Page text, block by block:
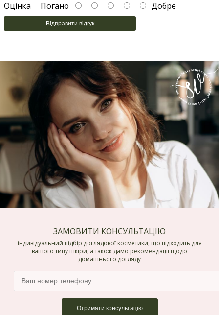
Оцінка Погано Добре
Відправити відгук
ЗАМОВИТИ КОНСУЛЬТАЦІЮ
індивідуальний підбір доглядової косметики, що підходить для
вашого типу шкіри, а також дамо рекомендації щодо
домашнього догляду